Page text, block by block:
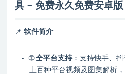
具 – 免费永久免费安卓版
📌 软件简介
🌐全平台支持：支持快手、
上百种平台视频及图集解析